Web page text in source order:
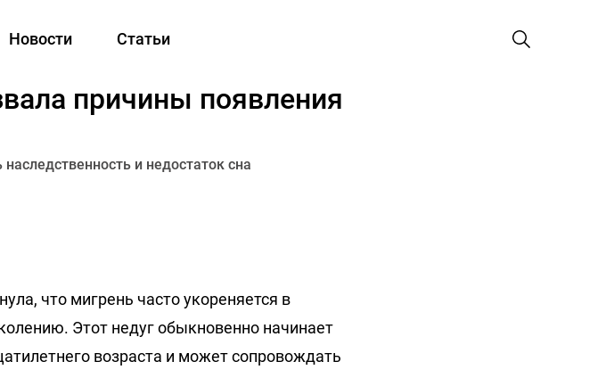
Новости Статьи
причины появления
и недостаток сна
что мигрень часто укореняется в
Этот недуг обыкновенно начинает
возраста и может сопровождать